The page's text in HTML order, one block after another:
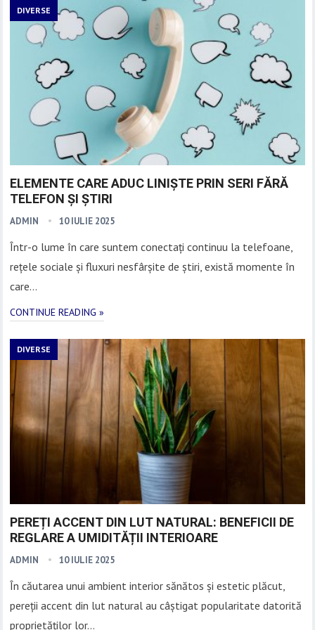
DIVERSE
ELEMENTE CARE ADUC LINIȘTE PRIN SERI FĂRĂ
TELEFON ȘI ȘTIRI
ADMIN 10 IULIE 2025
Într-o lume în care suntem conectați continuu la telefoane,
rețele sociale și fluxuri nesfârșite de știri, există momente în
care…
CONTINUE READING »
DIVERSE
PEREȚI ACCENT DIN LUT NATURAL: BENEFICII DE
REGLARE A UMIDITĂȚII INTERIOARE
ADMIN 10 IULIE 2025
În căutarea unui ambient interior sănătos și estetic plăcut,
pereții accent din lut natural au câștigat popularitate datorită
proprietăților lor…